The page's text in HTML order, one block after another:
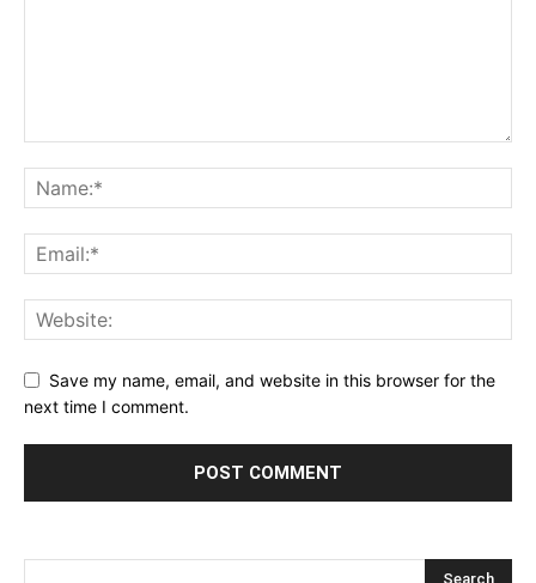
Save my name, email, and website in this browser for the
next time I comment.